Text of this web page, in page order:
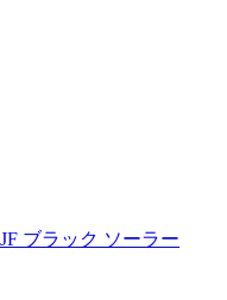
ブラック ソーラー